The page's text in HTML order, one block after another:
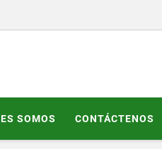
SOMOS CONTÁCTENOS